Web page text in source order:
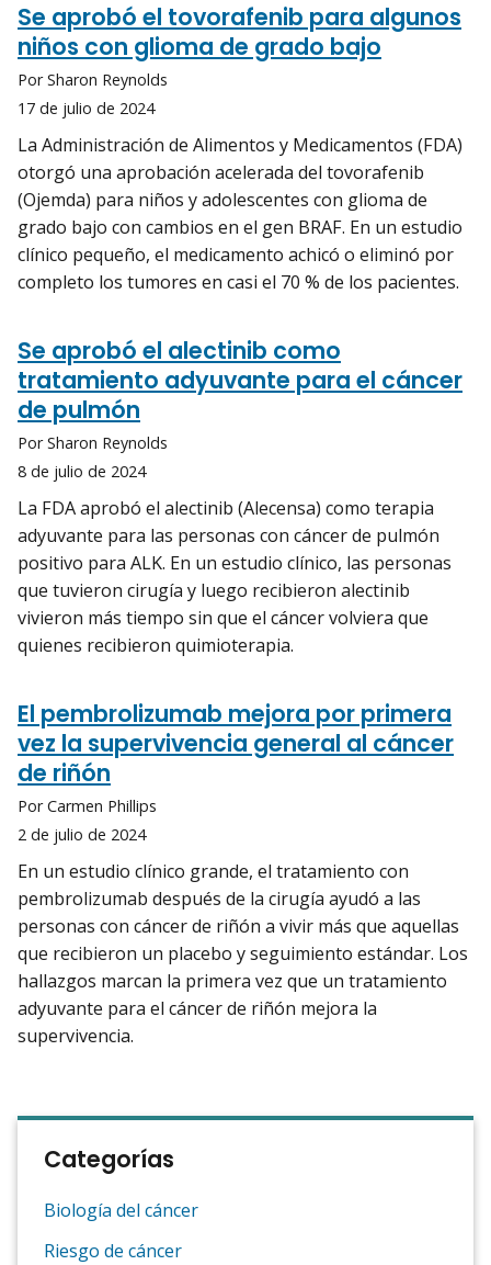
Se aprobó el tovorafenib para algunos
niños con glioma de grado bajo
Por Sharon Reynolds
17 de julio de 2024
La Administración de Alimentos y Medicamentos (FDA)
otorgó una aprobación acelerada del tovorafenib
(Ojemda) para niños y adolescentes con glioma de
grado bajo con cambios en el gen BRAF. En un estudio
clínico pequeño, el medicamento achicó o eliminó por
completo los tumores en casi el 70 % de los pacientes.
Se aprobó el alectinib como
tratamiento adyuvante para el cáncer
de pulmón
Por Sharon Reynolds
8 de julio de 2024
La FDA aprobó el alectinib (Alecensa) como terapia
adyuvante para las personas con cáncer de pulmón
positivo para ALK. En un estudio clínico, las personas
que tuvieron cirugía y luego recibieron alectinib
vivieron más tiempo sin que el cáncer volviera que
quienes recibieron quimioterapia.
El pembrolizumab mejora por primera
vez la supervivencia general al cáncer
de riñón
Por Carmen Phillips
2 de julio de 2024
En un estudio clínico grande, el tratamiento con
pembrolizumab después de la cirugía ayudó a las
personas con cáncer de riñón a vivir más que aquellas
que recibieron un placebo y seguimiento estándar. Los
hallazgos marcan la primera vez que un tratamiento
adyuvante para el cáncer de riñón mejora la
supervivencia.
Categorías
Biología del cáncer
Riesgo de cáncer